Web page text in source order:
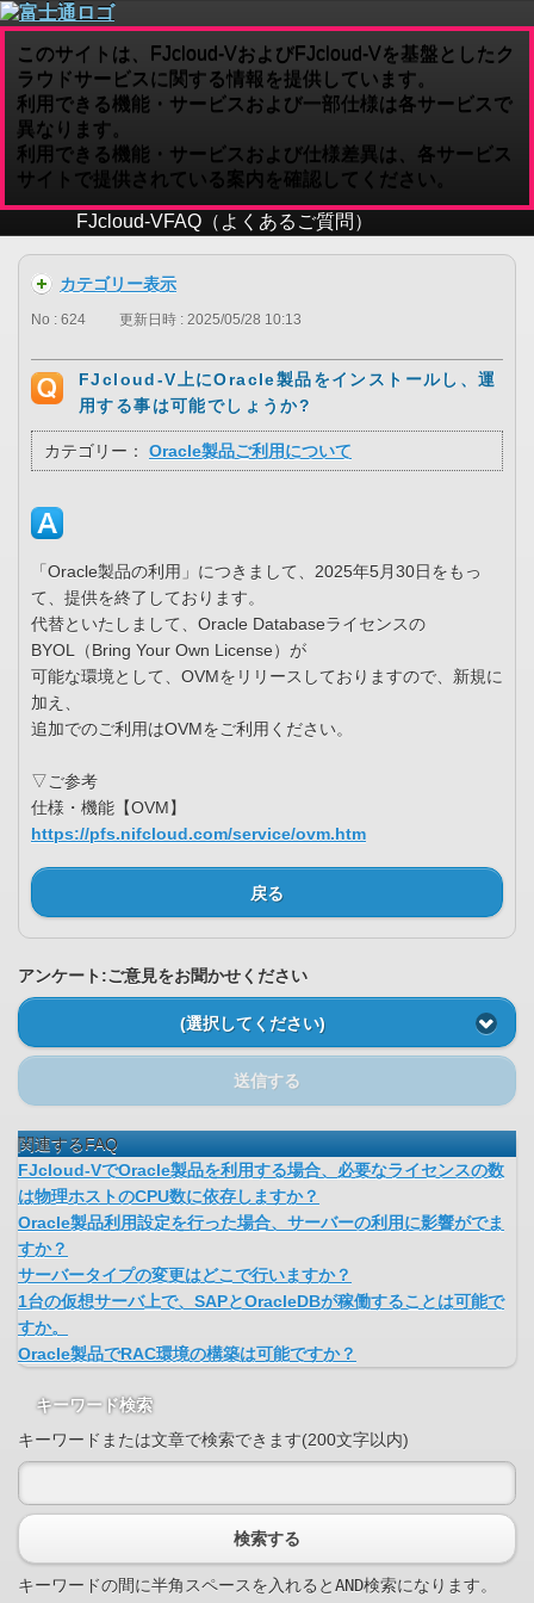
このサイトは、FJcloud-VおよびFJcloud-Vを基盤としたク
ラウドサービスに関する情報を提供しています。
利用できる機能・サービスおよび一部仕様は各サービスで
異なります。
利用できる機能・サービスおよび仕様差異は、各サービス
サイトで提供されている案内を確認してください。
FJcloud-VFAQ（よくあるご質問）
カテゴリー表示
No : 624 更新日時 : 2025/05/28 10:13
FJcloud-V上にOracle製品をインストールし、運
用する事は可能でしょうか?
カテゴリー： Oracle製品ご利用について
「Oracle製品の利用」につきまして、2025年5月30日をもっ
て、提供を終了しております。
代替といたしまして、Oracle Databaseライセンスの
BYOL（Bring Your Own License）が
可能な環境として、OVMをリリースしておりますので、新規に
加え、
追加でのご利用はOVMをご利用ください。
▽ご参考
仕様・機能【OVM】
https://pfs.nifcloud.com/service/ovm.htm
戻る
アンケート:ご意見をお聞かせください
(選択してください)
送信する
関連するFAQ
FJcloud-VでOracle製品を利用する場合、必要なライセンスの数
は物理ホストのCPU数に依存しますか？
Oracle製品利用設定を行った場合、サーバーの利用に影響がでま
すか？
サーバータイプの変更はどこで行いますか？
1台の仮想サーバ上で、SAPとOracleDBが稼働することは可能で
すか。
Oracle製品でRAC環境の構築は可能ですか？
キーワード検索
キーワードまたは文章で検索できます(200文字以内)
検索する
キーワードの間に半角スペースを入れるとAND検索になります。